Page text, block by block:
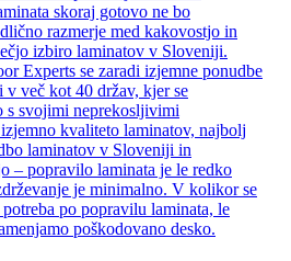
skoraj gotovo ne bo
razmerje med kakovostjo in
izbiro laminatov v Sloveniji.
Experts se zaradi izjemne ponudbe
v več kot 40 držav, kjer se
s svojimi neprekosljivimi
kvaliteto laminatov, najbolj
laminatov v Sloveniji in
– popravilo laminata je le redko
je minimalno. V kolikor se
po popravilu laminata, le
poškodovano desko.